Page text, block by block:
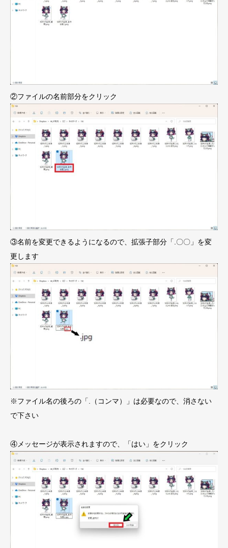
②ファイルの名前部分をクリック
③名前を変更できるようになるので、拡張子部分「.〇〇」を変
更します
※ファイル名の後ろの「.（コンマ）」は必要なので、消さない
で下さい
④メッセージが表示されますので、「はい」をクリック